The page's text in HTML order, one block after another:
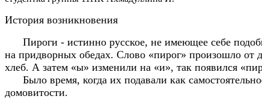
История возникновения
Пироги - истинно русское, не имеющее себе
на придворных обедах. Слово «пирог» произошло от
хлеб. А затем «ы» изменили на «и», так появился
Было время, когда их подавали как
домовитости.